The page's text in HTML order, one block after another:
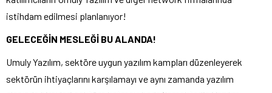
istihdam edilmesi planlanıyor!
GELECEĞİN MESLEĞİ BU ALANDA!
Umuly Yazılım, sektöre uygun yazılım kampları düzenleyerek
sektörün ihtiyaçlarını karşılamayı ve aynı zamanda yazılım